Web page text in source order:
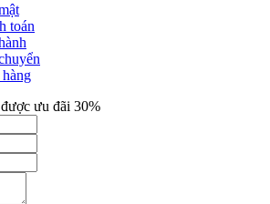
toán
ưu đãi 30%